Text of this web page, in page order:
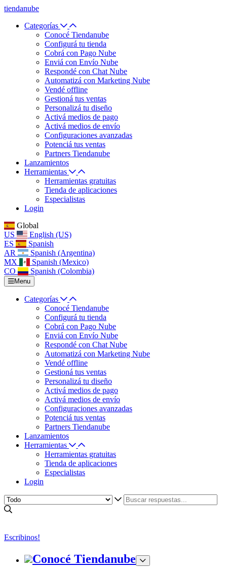
tiendanube
Categorías
Conocé Tiendanube
Configurá tu tienda
Cobrá con Pago Nube
Enviá con Envío Nube
Respondé con Chat Nube
Automatizá con Marketing Nube
Vendé offline
Gestioná tus ventas
Personalizá tu diseño
Activá medios de pago
Activá medios de envío
Configuraciones avanzadas
Potenciá tus ventas
Partners Tiendanube
Lanzamientos
Herramientas
Herramientas gratuitas
Tienda de aplicaciones
Especialistas
Login
Global
US
English (US)
ES
Spanish
AR
Spanish (Argentina)
MX
Spanish (Mexico)
CO
Spanish (Colombia)
Menu
Categorías
Conocé Tiendanube
Configurá tu tienda
Cobrá con Pago Nube
Enviá con Envío Nube
Respondé con Chat Nube
Automatizá con Marketing Nube
Vendé offline
Gestioná tus ventas
Personalizá tu diseño
Activá medios de pago
Activá medios de envío
Configuraciones avanzadas
Potenciá tus ventas
Partners Tiendanube
Lanzamientos
Herramientas
Herramientas gratuitas
Tienda de aplicaciones
Especialistas
Login
Escribinos!
Conocé Tiendanube